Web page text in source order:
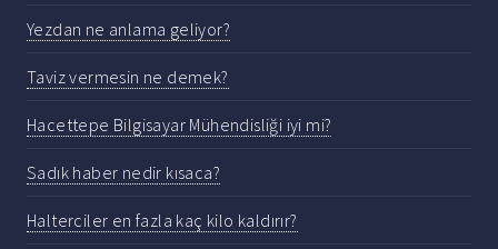
Yezdan ne anlama geliyor?
Taviz vermesin ne demek?
Hacettepe Bilgisayar Mühendisliği iyi mi?
Sadık haber nedir kısaca?
Halterciler en fazla kaç kilo kaldırır?